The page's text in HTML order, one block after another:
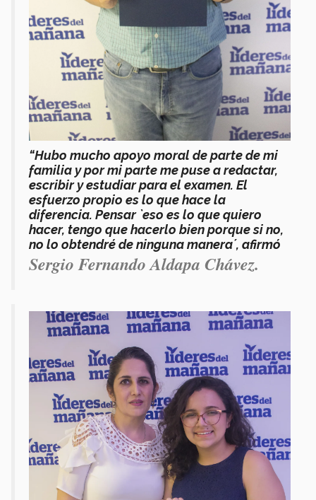
“Hubo mucho apoyo moral de parte de mi
familia y por mi parte me puse a redactar,
escribir y estudiar para el examen. El
esfuerzo propio es lo que hace la
diferencia. Pensar `eso es lo que quiero
hacer, tengo que hacerlo bien porque si no,
no lo obtendré de ninguna manera´, afirmó
Sergio Fernando Aldapa Chávez.